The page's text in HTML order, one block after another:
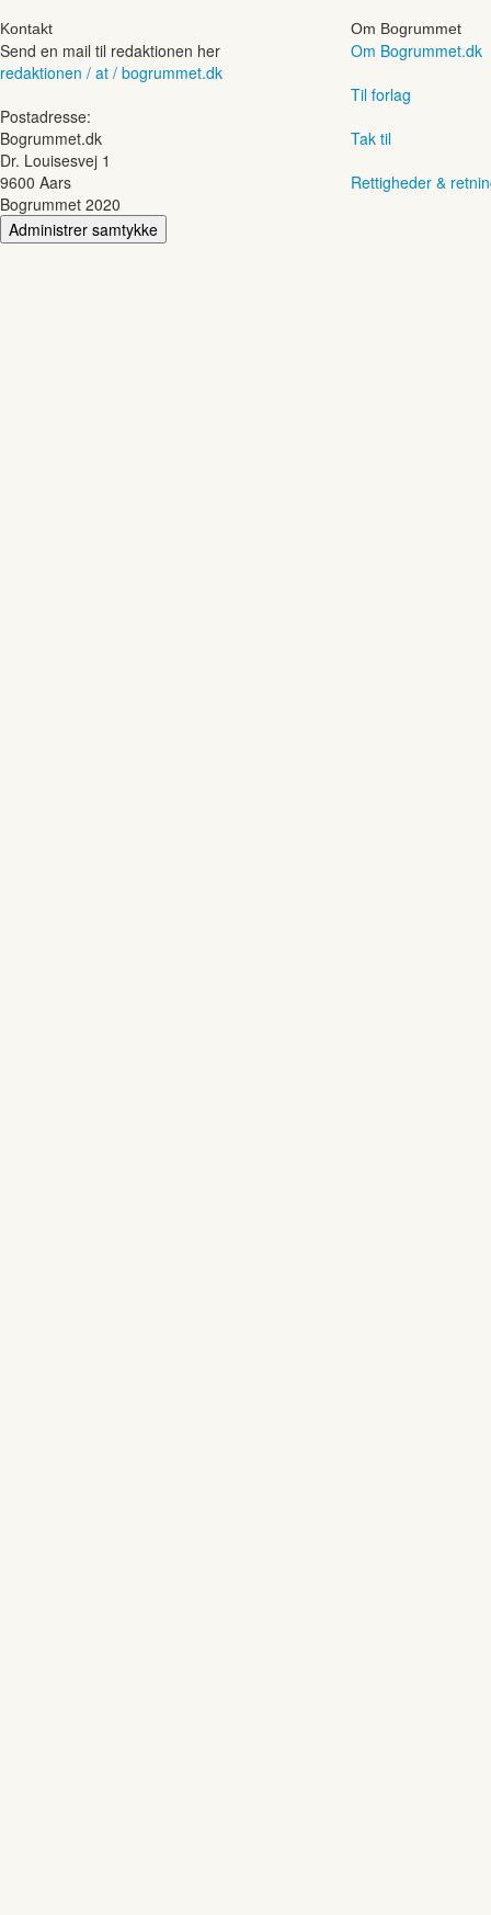
Kontakt
Send en mail til redaktionen her
redaktionen / at / bogrummet.dk
Postadresse:
Bogrummet.dk
Dr. Louisesvej 1
9600 Aars
Om Bogrummet
Om Bogrummet.dk
Til forlag
Tak til
Rettigheder &
Bogrummet 2020
Administrer samtykke